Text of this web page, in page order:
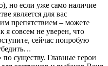
но если уже само наличие
является для вас
препятствием – можете
совсем не уверен, что
сейчас попробую
существу. Главные герои